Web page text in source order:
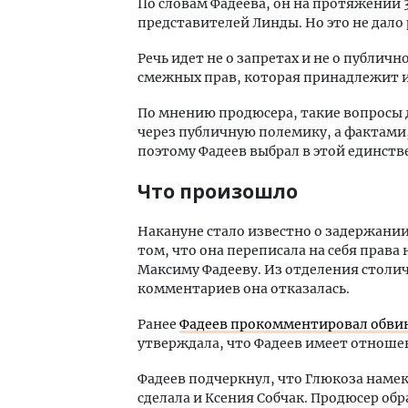
По словам Фадеева, он на протяжении
представителей Линды. Но это не дало
Речь идет не о запретах и не о
смежных прав, которая принадлежит
По мнению продюсера, такие вопросы
через публичную полемику, а
поэтому Фадеев выбрал в этой
Что произошло
Накануне стало известно о
том, что она переписала на себя
Максиму Фадееву. Из отделения
комментариев она отказалась.
Ранее Фадеев прокомментировал
утверждала, что Фадеев имеет
Фадеев подчеркнул, что Глюкоза
сделала и Ксения Собчак. Продюсер